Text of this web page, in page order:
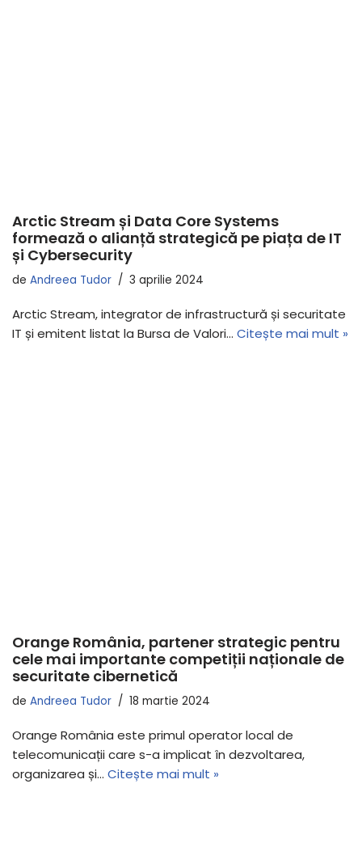
Arctic Stream și Data Core Systems
formează o alianță strategică pe piața de IT
și Cybersecurity
de Andreea Tudor 3 aprilie 2024
Arctic Stream, integrator de infrastructură și securitate
IT și emitent listat la Bursa de Valori… Citește mai mult »
Orange România, partener strategic pentru
cele mai importante competiții naționale de
securitate cibernetică
de Andreea Tudor 18 martie 2024
Orange România este primul operator local de
telecomunicații care s-a implicat în dezvoltarea,
organizarea și… Citește mai mult »